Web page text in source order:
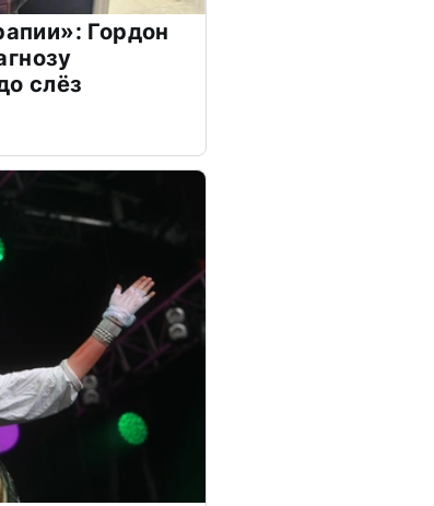
Гордон
слёз